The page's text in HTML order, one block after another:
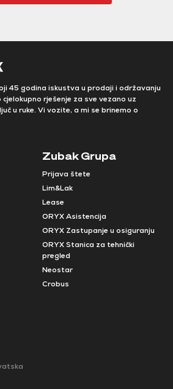
45 godina iskustva u prodaji i održavanju
rješenje za sve vezano uz
u ruke. Vi vozite, a mi se brinemo o
Zubak Grupa
Prijava štete
Lim&Lak
Lease
ORYX Asistencija
ORYX Zastupanje u osiguranju
ORYX Stanica za tehnički
pregled
Neostar
Crobus